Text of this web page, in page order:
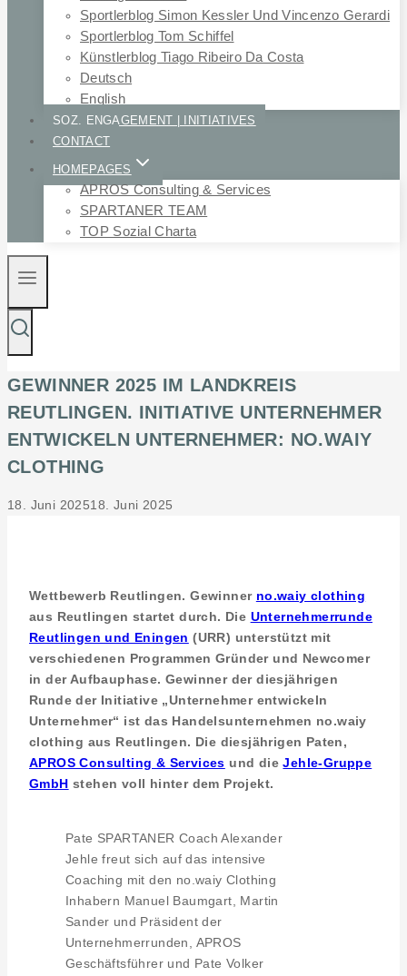
Sportlerblog Simon Kessler Und Vincenzo Gerardi
Sportlerblog Tom Schiffel
Künstlerblog Tiago Ribeiro Da Costa
Deutsch
English
SOZ. ENGAGEMENT | INITIATIVES
CONTACT
HOMEPAGES
APROS Consulting & Services
SPARTANER TEAM
TOP Sozial Charta
GEWINNER 2025 IM LANDKREIS
REUTLINGEN. INITIATIVE UNTERNEHMER
ENTWICKELN UNTERNEHMER: NO.WAIY
CLOTHING
18. Juni 202518. Juni 2025
Wettbewerb Reutlingen. Gewinner no.waiy clothing
aus Reutlingen startet durch. Die Unternehmerrunde
Reutlingen und Eningen (URR) unterstützt mit
verschiedenen Programmen Gründer und Newcomer
in der Aufbauphase. Gewinner der diesjährigen
Runde der Initiative „Unternehmer entwickeln
Unternehmer“ ist das Handelsunternehmen no.waiy
clothing aus Reutlingen. Die diesjährigen Paten,
APROS Consulting & Services und dieJehle-Gruppe
GmbH stehen voll hinter dem Projekt.
Pate SPARTANER Coach Alexander
Jehle freut sich auf das intensive
Coaching mit den no.waiy Clothing
Inhabern Manuel Baumgart, Martin
Sander und Präsident der
Unternehmerrunden, APROS
Geschäftsführer und Pate Volker